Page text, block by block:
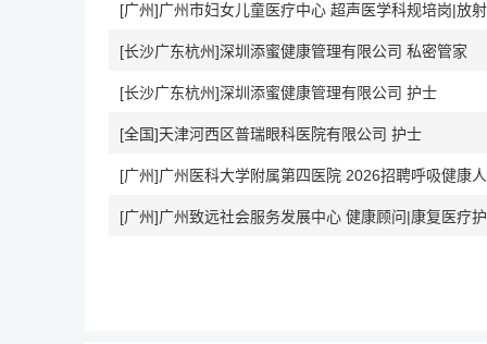
[长沙广东杭州]深圳添蜜健康管理有限公司 私密管家
[长沙广东杭州]深圳添蜜健康管理有限公司 护士
[全国]天津河西区普瑞眼科医院有限公司 护士
[广州]广州医科大学附属第四医院 2026招聘呼吸健康
[广州]广州致远社会服务发展中心 健康顾问|康复医疗